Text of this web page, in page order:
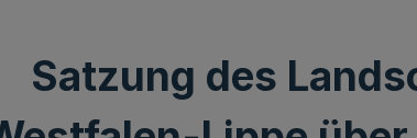
Satzung des